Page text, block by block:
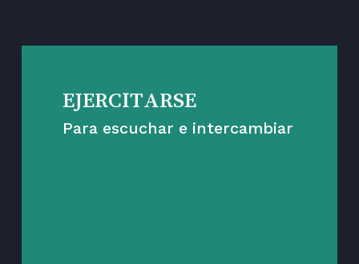
EJERCITARSE
Para escuchar e intercambiar